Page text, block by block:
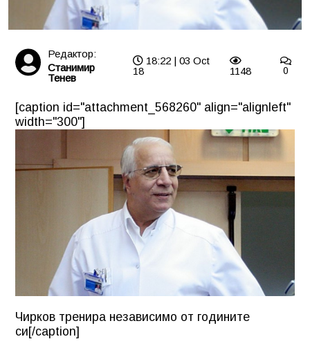
Редактор:
Станимир
Тенев
18:22 | 03 Oct
18
1148 0
[caption id="attachment_568260" align="alignleft"
width="300"]
Чирков тренира независимо от годините
си[/caption]